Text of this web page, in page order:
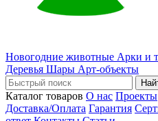
Новогодние животные Арки и
Деревья Шары Арт-объекты
Каталог товаров О нас Проекты
Доставка/Оплата Гарантия